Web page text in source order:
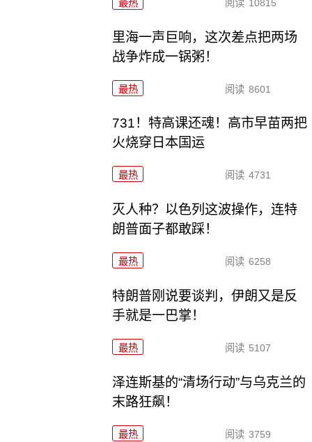
最热 阅读 10815
里海一声巨响，这次差点把两场
战争炸成一锅粥！
最热 阅读 8601
731！特高课还魂！高市早苗两把
火烧穿日本国运
最热 阅读 4731
灭人种？以色列这波操作，连特
朗普面子都敢踩！
最热 阅读 6258
特朗普刚说要谈判，伊朗又是反
手就是一巴掌！
最热 阅读 5107
泽连斯基的“清场行动”与乌克兰的
末路狂飙！
最热 阅读 3759